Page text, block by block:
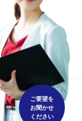
ご要望を
お聞かせ
ください